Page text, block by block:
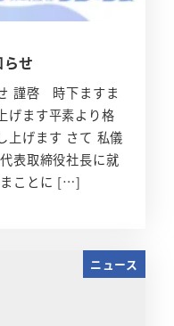
せ
謹啓 時下ますま
げます平素より格
上げます さて 私儀
表取締役社長に就
まことに […]
ニュース